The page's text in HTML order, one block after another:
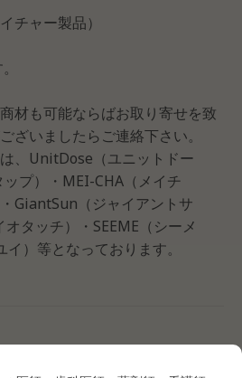
チャー製品）
材も可能ならばお取り寄せを致
ざいましたらご連絡下さい。
、UnitDose（ユニットドー
プ）・MEI-CHA（メイチ
GiantSun（ジャイアントサ
タッチ）・SEEME（シーメ
）等となっております。